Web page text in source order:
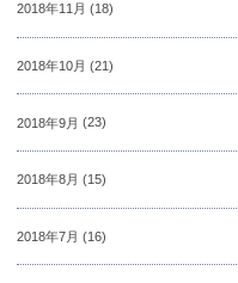
2018年11月 (18)
2018年10月 (21)
2018年9月 (23)
2018年8月 (15)
2018年7月 (16)